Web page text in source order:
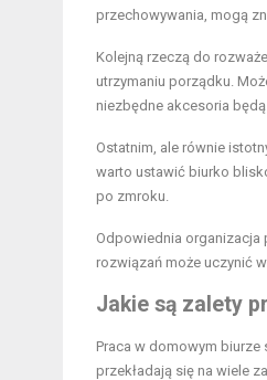
przechowywania, mogą
Kolejną rzeczą do
utrzymaniu porządku.
niezbędne akcesoria
Ostatnim, ale równie
warto ustawić biurko
po zmroku.
Odpowiednia organizacja
rozwiązań może uczynić
Jakie są zalety
Praca w domowym
przekładają się na wiele